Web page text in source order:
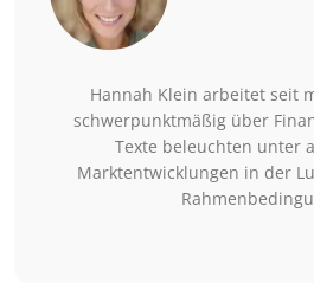
Hannah Klein arbeitet seit
schwerpunktmäßig über
Texte beleuchten unter
Marktentwicklungen in der